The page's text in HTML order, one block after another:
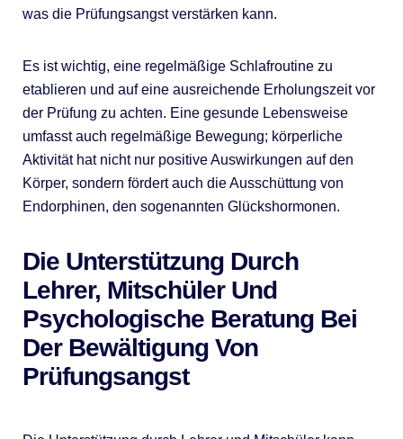
was die Prüfungsangst verstärken kann.
Es ist wichtig, eine regelmäßige Schlafroutine zu
etablieren und auf eine ausreichende Erholungszeit vor
der Prüfung zu achten. Eine gesunde Lebensweise
umfasst auch regelmäßige Bewegung; körperliche
Aktivität hat nicht nur positive Auswirkungen auf den
Körper, sondern fördert auch die Ausschüttung von
Endorphinen, den sogenannten Glückshormonen.
Die Unterstützung Durch
Lehrer, Mitschüler Und
Psychologische Beratung Bei
Der Bewältigung Von
Prüfungsangst